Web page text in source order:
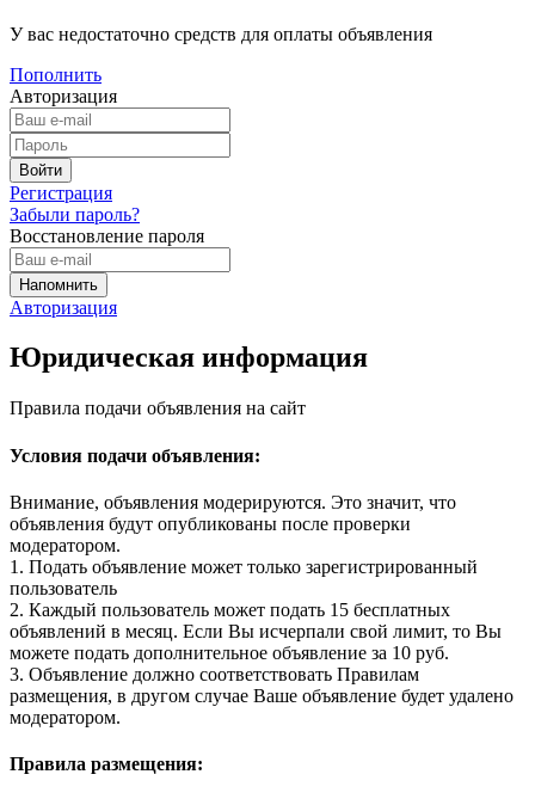
У вас недостаточно средств для оплаты объявления
Пополнить
Авторизация
Регистрация
Забыли пароль?
Восстановление пароля
Авторизация
Юридическая информация
Правила подачи объявления на сайт
Условия подачи объявления:
Внимание, объявления модерируются. Это значит, что
объявления будут опубликованы после проверки
модератором.
1. Подать объявление может только зарегистрированный
пользователь
2. Каждый пользователь может подать 15 бесплатных
объявлений в месяц. Если Вы исчерпали свой лимит, то Вы
можете подать дополнительное объявление за 10 руб.
3. Объявление должно соответствовать Правилам
размещения, в другом случае Ваше объявление будет удалено
модератором.
Правила размещения: